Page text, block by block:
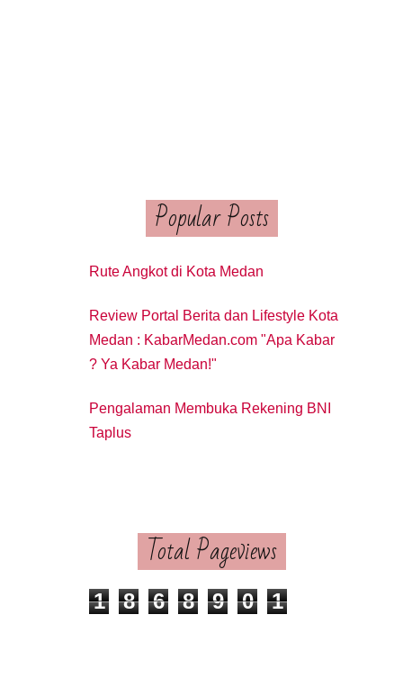
Popular Posts
Rute Angkot di Kota Medan
Review Portal Berita dan Lifestyle Kota
Medan : KabarMedan.com "Apa Kabar
? Ya Kabar Medan!"
Pengalaman Membuka Rekening BNI
Taplus
Total Pageviews
1 8 6 8 9 0 1